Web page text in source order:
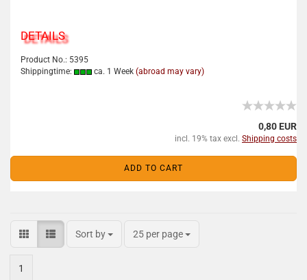
DETAILS
Product No.: 5395
Shippingtime:
ca. 1 Week (abroad may vary)
0,80 EUR
incl. 19% tax excl. Shipping costs
ADD TO CART
Sort by 25 per page
1